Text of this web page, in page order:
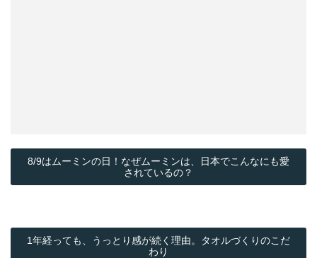
8/9はムーミンの日！なぜムーミンは、日本でこんなにも愛
されているの？
1年経っても、うっとり感が続く理由。タオルづくりのこだ
わり